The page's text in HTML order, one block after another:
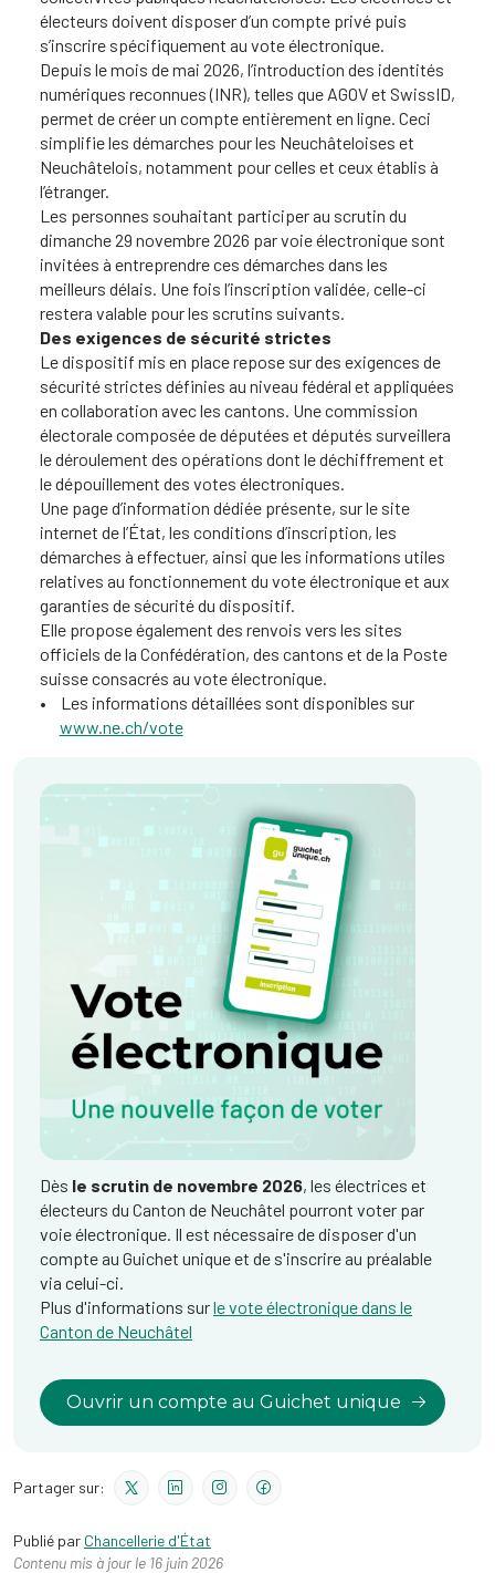
électeurs doivent disposer d’un compte privé puis
s’inscrire spécifiquement au vote électronique.
Depuis le mois de mai 2026, l’introduction des identités
numériques reconnues (INR), telles que AGOV et SwissID,
permet de créer un compte entièrement en ligne. Ceci
simplifie les démarches pour les Neuchâteloises et
Neuchâtelois, notamment pour celles et ceux établis à
l’étranger.
Les personnes souhaitant participer au scrutin du
dimanche 29 novembre 2026 par voie électronique sont
invitées à entreprendre ces démarches dans les
meilleurs délais. Une fois l’inscription validée, celle-ci
restera valable pour les scrutins suivants.
Des exigences de sécurité strictes
Le dispositif mis en place repose sur des exigences de
sécurité strictes définies au niveau fédéral et appliquées
en collaboration avec les cantons. Une commission
électorale composée de députées et députés surveillera
le déroulement des opérations dont le déchiffrement et
le dépouillement des votes électroniques.
Une page d’information dédiée présente, sur le site
internet de l’État, les conditions d’inscription, les
démarches à effectuer, ainsi que les informations utiles
relatives au fonctionnement du vote électronique et aux
garanties de sécurité du dispositif.
Elle propose également des renvois vers les sites
officiels de la Confédération, des cantons et de la Poste
suisse consacrés au vote électronique.
Les informations détaillées sont disponibles sur
www.ne.ch/vote
Dès le scrutin de novembre 2026, les électrices et
électeurs du Canton de Neuchâtel pourront voter par
voie électronique. Il est nécessaire de disposer d'un
compte au Guichet unique et de s'inscrire au préalable
via celui-ci.
Plus d'informations surle vote électronique dans le
Canton de Neuchâtel
Ouvrir un compte au Guichet unique
Partager sur:
Publié par Chancellerie d'État
Contenu mis à jour le 16 juin 2026